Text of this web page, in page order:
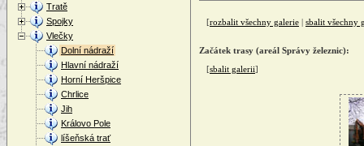
Tratě
Spojky
Vlečky
Dolní nádraží
Hlavní nádraží
Horní Heršpice
Chrlice
Jih
Královo Pole
líšeňská trať
[rozbalit všechny galerie | sbalit všechny
Začátek trasy (areál Správy železnic):
[sbalit galerii]